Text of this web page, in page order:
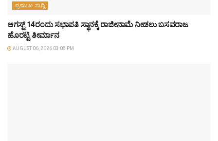
ಪ್ರಮುಖ ಸುದ್ದಿ
ಆಗಸ್ಟ್‌ 14ರಂದು ಸಭಾಪತಿ ಸ್ಥಾನಕ್ಕೆ ರಾಜೀನಾಮೆ ನೀಡಲು ಬಸವರಾಜ
ಹೊರಟ್ಟಿ ತೀರ್ಮಾನ
AUGUST 06, 2026 03:08 PM